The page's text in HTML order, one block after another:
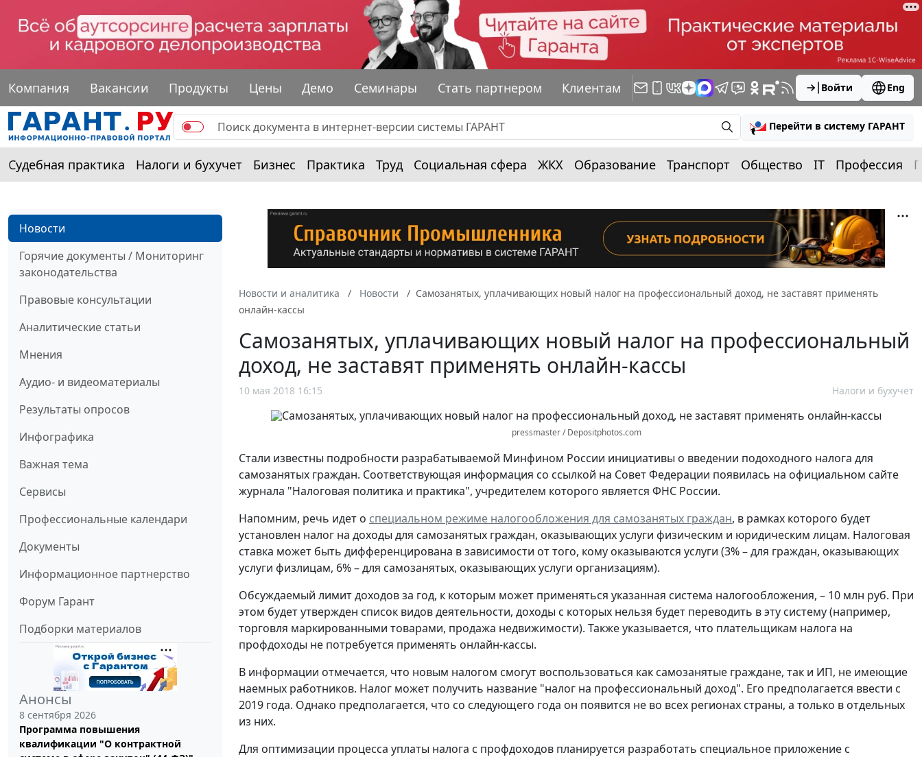
Компания Вакансии Продукты Цены Демо Семинары Стать партнером Клиентам Войти Eng
Перейти в систему ГАРАНТ
Судебная практика Налоги и бухучет Бизнес Практика Труд Социальная сфера ЖКХ Образование Транспорт Общество IT Профессия
Новости
Горячие документы / Мониторинг
законодательства
Правовые консультации
Аналитические статьи
Мнения
Аудио- и видеоматериалы
Результаты опросов
Инфографика
Важная тема
Сервисы
Профессиональные календари
Документы
Информационное партнерство
Форум Гарант
Подборки материалов
Анонсы
8 сентября 2026
Программа повышения
квалификации "О контрактной
Новости и аналитика Новости
Самозанятых, уплачивающих новый налог на профессиональный доход, не заставят применять
онлайн-кассы
Самозанятых, уплачивающих новый налог на профессиональный
доход, не заставят применять онлайн-кассы
10 мая 2018 16:15 Налоги и бухучет
pressmaster / Depositphotos.com
Стали известны подробности разрабатываемой Минфином России инициативы о введении подоходного налога для
самозанятых граждан. Соответствующая информация со ссылкой на Совет Федерации появилась на официальном сайте
журнала "Налоговая политика и практика", учредителем которого является ФНС России.
Напомним, речь идет о специальном режиме налогообложения для самозанятых граждан, в рамках которого будет
установлен налог на доходы для самозанятых граждан, оказывающих услуги физическим и юридическим лицам. Налоговая
ставка может быть дифференцирована в зависимости от того, кому оказываются услуги (3% – для граждан, оказывающих
услуги физлицам, 6% – для самозанятых, оказывающих услуги организациям).
Обсуждаемый лимит доходов за год, к которым может применяться указанная система налогообложения, – 10 млн руб. При
этом будет утвержден список видов деятельности, доходы с которых нельзя будет переводить в эту систему (например,
торговля маркированными товарами, продажа недвижимости). Также указывается, что плательщикам налога на
профдоходы не потребуется применять онлайн-кассы.
В информации отмечается, что новым налогом смогут воспользоваться как самозанятые граждане, так и ИП, не имеющие
наемных работников. Налог может получить название "налог на профессиональный доход". Его предполагается ввести с
2019 года. Однако предполагается, что со следующего года он появится не во всех регионах страны, а только в отдельных
из них.
Для оптимизации процесса уплаты налога с профдоходов планируется разработать специальное приложение с